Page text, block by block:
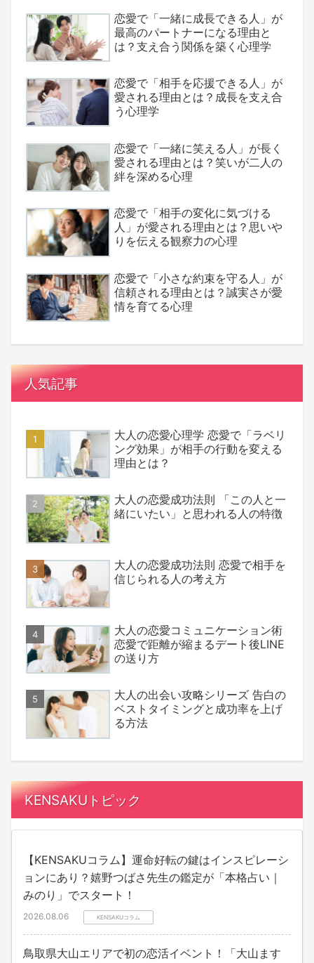
恋愛で「一緒に成長できる人」が
最高のパートナーになる理由と
は？支え合う関係を築く心理学
恋愛で「相手を応援できる人」が
愛される理由とは？成長を支え合
う心理学
恋愛で「一緒に笑える人」が長く
愛される理由とは？笑いが二人の
絆を深める心理
恋愛で「相手の変化に気づける
人」が愛される理由とは？思いや
りを伝える観察力の心理
恋愛で「小さな約束を守る人」が
信頼される理由とは？誠実さが愛
情を育てる心理
人気記事
大人の恋愛心理学 恋愛で「ラベリ
ング効果」が相手の行動を変える
理由とは？
大人の恋愛成功法則 「この人と一
緒にいたい」と思われる人の特徴
大人の恋愛成功法則 恋愛で相手を
信じられる人の考え方
大人の恋愛コミュニケーション術
恋愛で距離が縮まるデート後LINE
の送り方
大人の出会い攻略シリーズ 告白の
ベストタイミングと成功率を上げ
る方法
KENSAKUトピック
【KENSAKUコラム】運命好転の鍵はインスピレーシ
ョンにあり？嬉野つばさ先生の鑑定が「本格占い｜
みのり」でスタート！
2026.08.06 KENSAKUコラム
鳥取県大山エリアで初の恋活イベント！「大山ます